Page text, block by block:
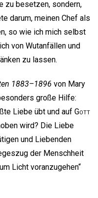
zu besetzen, sondern,
darum, meinen Chef als
so wie ich mich selbst
von Wutanfällen und
zu lassen.
1883–1896 von Mary
große Hilfe:
Liebe übt und auf Gott
wird? Die Liebe
und Liebenden
der Menschheit
Licht voranzugehen“